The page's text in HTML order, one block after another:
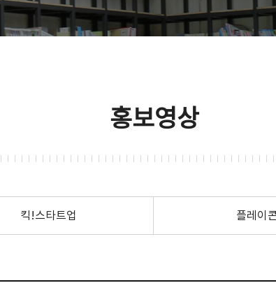
홍보영상
킥!스타트업 플레이